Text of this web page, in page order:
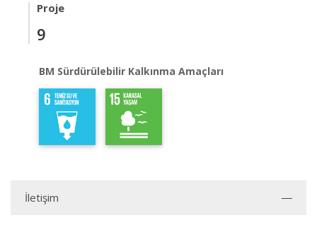
Proje
9
BM Sürdürülebilir Kalkınma Amaçları
İletişim